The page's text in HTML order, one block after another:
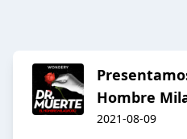
Hombre
2021-08-09